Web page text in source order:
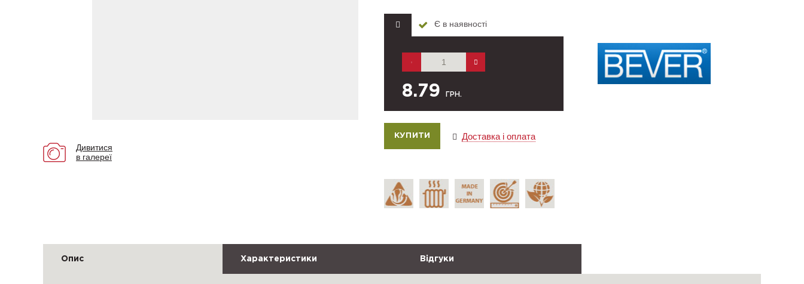
Дивитися
в галереї
Є в наявності
8.79 ГРН.
Доставка і оплата
Опис Характеристики Відгуки